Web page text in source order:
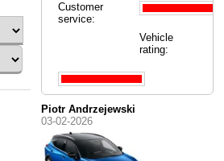
Customer
service:
Vehicle
rating:
Piotr Andrzejewski
03-02-2026